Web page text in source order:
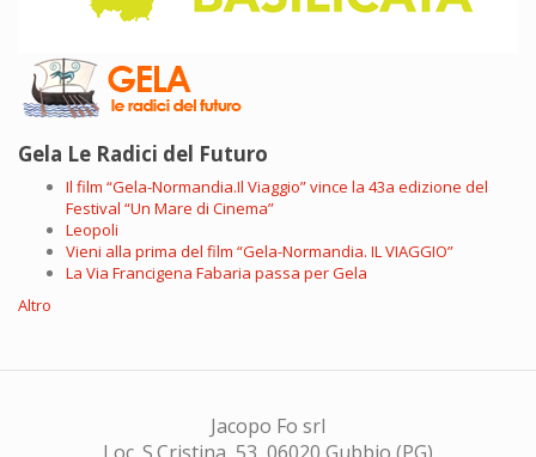
Gela Le Radici del Futuro
Il film “Gela-Normandia.Il Viaggio” vince la 43a edizione del
Festival “Un Mare di Cinema”
Leopoli
Vieni alla prima del film “Gela-Normandia. IL VIAGGIO”
La Via Francigena Fabaria passa per Gela
Altro
Jacopo Fo srl